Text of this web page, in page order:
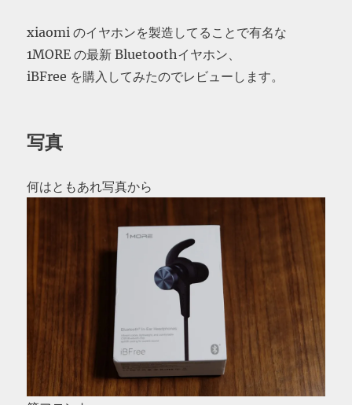
xiaomi のイヤホンを製造してることで有名な
1MORE の最新 Bluetoothイヤホン、
iBFree を購入してみたのでレビューします。
写真
何はともあれ写真から